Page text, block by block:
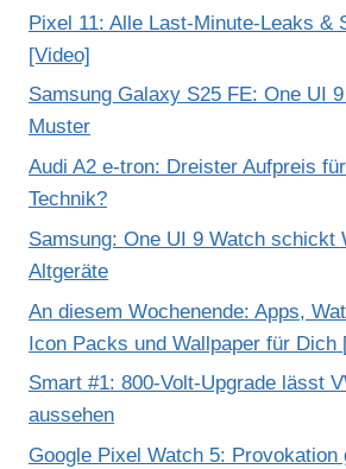
Pixel 11: Alle Last-Minute-Leaks &
[Video]
Samsung Galaxy S25 FE: One UI
Muster
Audi A2 e-tron: Dreister Aufpreis
Technik?
Samsung: One UI 9 Watch schickt
Altgeräte
An diesem Wochenende: Apps,
Icon Packs und Wallpaper für Dich
Smart #1: 800-Volt-Upgrade lässt
aussehen
Google Pixel Watch 5: Provokation